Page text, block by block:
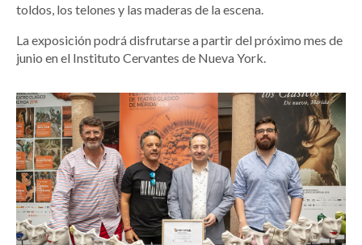
toldos, los telones y las maderas de la escena.
La exposición podrá disfrutarse a partir del próximo mes de
junio en el Instituto Cervantes de Nueva York.